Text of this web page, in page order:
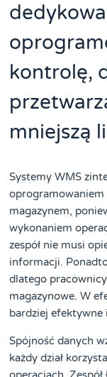
kontrolę,
mniejszą
Systemy WMS
oprogramowaniem
magazynem,
wykonaniem
zespół nie musi
informacji.
dlatego
magazynowe. W
bardziej efektywne
Spójność danych
każdy dział